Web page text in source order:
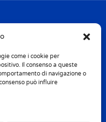
come i cookie per
Il consenso a queste
di navigazione o
può influire